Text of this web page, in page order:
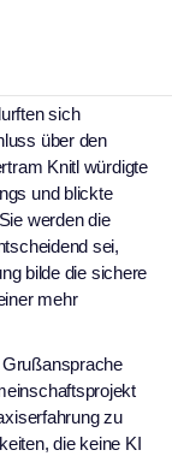
sich
über den
Knitl würdigte
und blickte
werden die
sei,
bilde die sichere
mehr
zu
die keine KI